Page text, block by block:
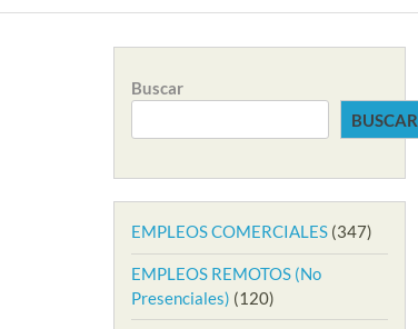
Buscar
BUSCAR
EMPLEOS COMERCIALES (347)
EMPLEOS REMOTOS (No
Presenciales) (120)